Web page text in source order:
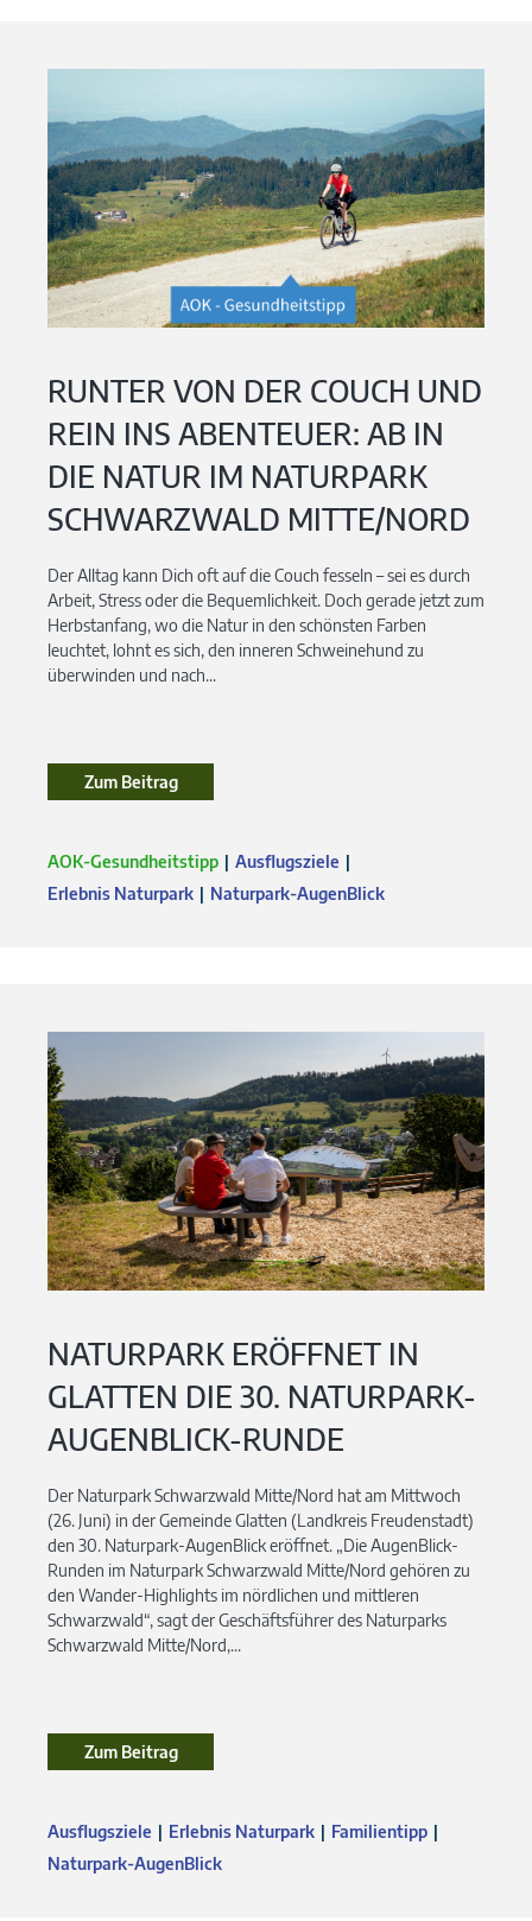
RUNTER VON DER COUCH UND
REIN INS ABENTEUER: AB IN
DIE NATUR IM NATURPARK
SCHWARZWALD MITTE/NORD
Der Alltag kann Dich oft auf die Couch fesseln – sei es durch
Arbeit, Stress oder die Bequemlichkeit. Doch gerade jetzt zum
Herbstanfang, wo die Natur in den schönsten Farben
leuchtet, lohnt es sich, den inneren Schweinehund zu
überwinden und nach...
Zum Beitrag
AOK-Gesundheitstipp
Ausflugsziele
Erlebnis Naturpark
Naturpark-AugenBlick
NATURPARK ERÖFFNET IN
GLATTEN DIE 30. NATURPARK-
AUGENBLICK-RUNDE
Der Naturpark Schwarzwald Mitte/Nord hat am Mittwoch
(26. Juni) in der Gemeinde Glatten (Landkreis Freudenstadt)
den 30. Naturpark-AugenBlick eröffnet. „Die AugenBlick-
Runden im Naturpark Schwarzwald Mitte/Nord gehören zu
den Wander-Highlights im nördlichen und mittleren
Schwarzwald“, sagt der Geschäftsführer des Naturparks
Schwarzwald Mitte/Nord,...
Zum Beitrag
Ausflugsziele Erlebnis Naturpark
Familientipp
Naturpark-AugenBlick